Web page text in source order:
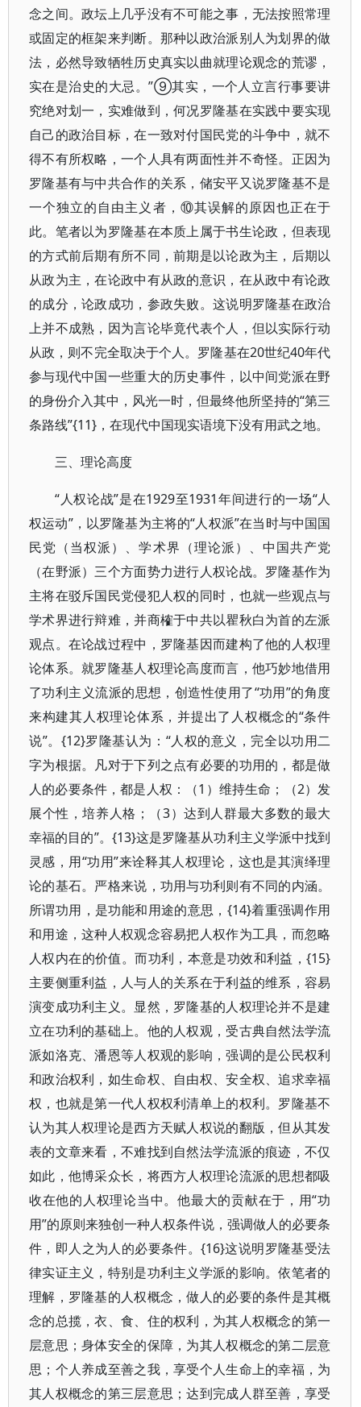
念之间。政坛上几乎没有不可能之事，无法按照常理
或固定的框架来判断。那种以政治派别人为划界的做
法，必然导致牺牲历史真实以曲就理论观念的荒谬，
实在是治史的大忌。”⑨其实，一个人立言行事要讲
究绝对划一，实难做到，何况罗隆基在实践中要实现
自己的政治目标，在一致对付国民党的斗争中，就不
得不有所权略，一个人具有两面性并不奇怪。正因为
罗隆基有与中共合作的关系，储安平又说罗隆基不是
一个独立的自由主义者，⑩其误解的原因也正在于
此。笔者以为罗隆基在本质上属于书生论政，但表现
的方式前后期有所不同，前期是以论政为主，后期以
从政为主，在论政中有从政的意识，在从政中有论政
的成分，论政成功，参政失败。这说明罗隆基在政治
上并不成熟，因为言论毕竟代表个人，但以实际行动
从政，则不完全取决于个人。罗隆基在20世纪40年代
参与现代中国一些重大的历史事件，以中间党派在野
的身份介入其中，风光一时，但最终他所坚持的“第三
条路线”{11}，在现代中国现实语境下没有用武之地。
三、理论高度
“人权论战”是在1929至1931年间进行的一场“人
权运动”，以罗隆基为主将的“人权派”在当时与中国国
民党（当权派）、学术界（理论派）、中国共产党
（在野派）三个方面势力进行人权论战。罗隆基作为
主将在驳斥国民党侵犯人权的同时，也就一些观点与
学术界进行辩难，并商榷于中共以瞿秋白为首的左派
观点。在论战过程中，罗隆基因而建构了他的人权理
论体系。就罗隆基人权理论高度而言，他巧妙地借用
了功利主义流派的思想，创造性使用了“功用”的角度
来构建其人权理论体系，并提出了人权概念的“条件
说”。{12}罗隆基认为：“人权的意义，完全以功用二
字为根据。凡对于下列之点有必要的功用的，都是做
人的必要条件，都是人权：（1）维持生命；（2）发
展个性，培养人格；（3）达到人群最大多数的最大
幸福的目的”。{13}这是罗隆基从功利主义学派中找到
灵感，用“功用”来诠释其人权理论，这也是其演绎理
论的基石。严格来说，功用与功利则有不同的内涵。
所谓功用，是功能和用途的意思，{14}着重强调作用
和用途，这种人权观念容易把人权作为工具，而忽略
人权内在的价值。而功利，本意是功效和利益，{15}
主要侧重利益，人与人的关系在于利益的维系，容易
演变成功利主义。显然，罗隆基的人权理论并不是建
立在功利的基础上。他的人权观，受古典自然法学流
派如洛克、潘恩等人权观的影响，强调的是公民权利
和政治权利，如生命权、自由权、安全权、追求幸福
权，也就是第一代人权权利清单上的权利。罗隆基不
认为其人权理论是西方天赋人权说的翻版，但从其发
表的文章来看，不难找到自然法学流派的痕迹，不仅
如此，他博采众长，将西方人权理论流派的思想都吸
收在他的人权理论当中。他最大的贡献在于，用“功
用”的原则来独创一种人权条件说，强调做人的必要条
件，即人之为人的必要条件。{16}这说明罗隆基受法
律实证主义，特别是功利主义学派的影响。依笔者的
理解，罗隆基的人权概念，做人的必要的条件是其概
念的总揽，衣、食、住的权利，为其人权概念的第一
层意思；身体安全的保障，为其人权概念的第二层意
思；个人养成至善之我，享受个人生命上的幸福，为
其人权概念的第三层意思；达到完成人群至善，享受